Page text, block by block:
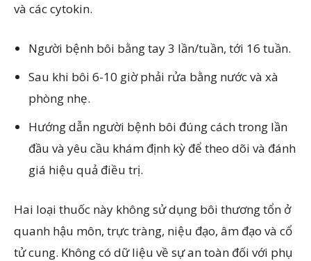
và các cytokin.
Người bệnh bôi bằng tay 3 lần/tuần, tới 16 tuần.
Sau khi bôi 6-10 giờ phải rửa bằng nước và xà
phòng nhẹ.
Hướng dẫn người bệnh bôi đúng cách trong lần
đầu và yêu cầu khám định kỳ để theo dõi và đánh
giá hiệu quả điều trị.
Hai loại thuốc này không sử dụng bôi thương tổn ở
quanh hậu môn, trực tràng, niệu đạo, âm đạo và cổ
tử cung. Không có dữ liệu về sự an toàn đối với phụ